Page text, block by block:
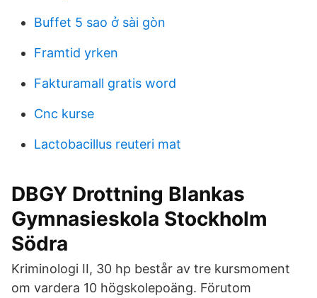
Buffet 5 sao ở sài gòn
Framtid yrken
Fakturamall gratis word
Cnc kurse
Lactobacillus reuteri mat
DBGY Drottning Blankas
Gymnasieskola Stockholm
Södra
Kriminologi II, 30 hp består av tre kursmoment
om vardera 10 högskolepoäng. Förutom